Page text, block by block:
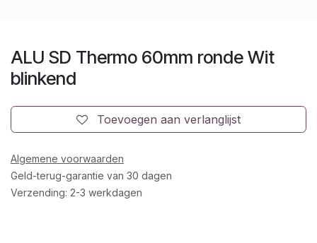
ALU SD Thermo 60mm ronde Wit
blinkend
Toevoegen aan verlanglijst
Algemene voorwaarden
Geld-terug-garantie van 30 dagen
Verzending: 2-3 werkdagen